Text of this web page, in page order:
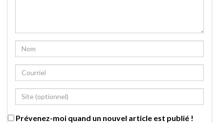
Prévenez-moi quand un nouvel article est publié !